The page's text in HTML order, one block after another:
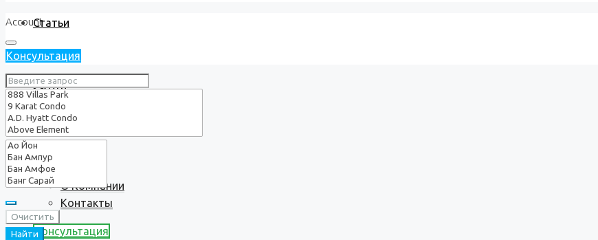
Статьи
Услуги
О нас
О Компании
Контакты
Консультация
Account
Консультация
Очистить
Найти